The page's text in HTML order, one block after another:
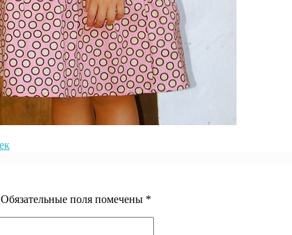
Обязательные поля помечены *